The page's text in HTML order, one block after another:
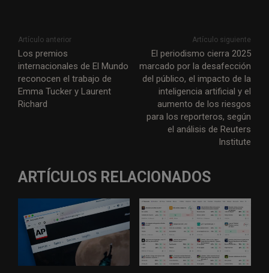
Artículo anterior
Los premios
internacionales de El Mundo
reconocen el trabajo de
Emma Tucker y Laurent
Richard
Artículo siguiente
El periodismo cierra 2025
marcado por la desafección
del público, el impacto de la
inteligencia artificial y el
aumento de los riesgos
para los reporteros, según
el análisis de Reuters
Institute
ARTÍCULOS RELACIONADOS